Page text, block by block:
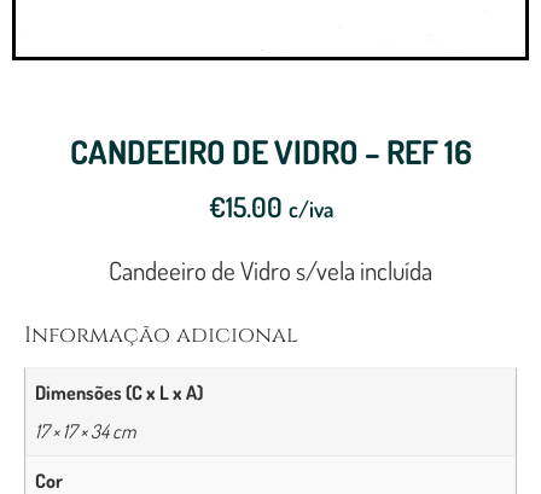
CANDEEIRO DE VIDRO – REF 16
€15.00 c/iva
Candeeiro de Vidro s/vela incluída
Informação adicional
Dimensões (C x L x A)
17 × 17 × 34 cm
Cor